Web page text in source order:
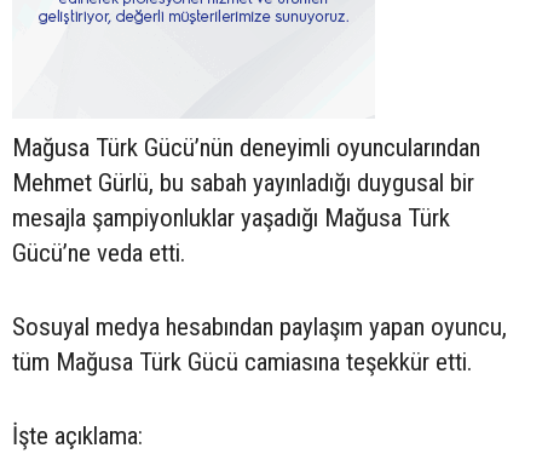
Mağusa Türk Gücü’nün deneyimli oyuncularından
Mehmet Gürlü, bu sabah yayınladığı duygusal bir
mesajla şampiyonluklar yaşadığı Mağusa Türk
Gücü’ne veda etti.
Sosuyal medya hesabından paylaşım yapan oyuncu,
tüm Mağusa Türk Gücü camiasına teşekkür etti.
İşte açıklama: